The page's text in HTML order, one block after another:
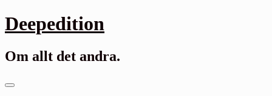
Gå
till
Deepedition
Om allt det andra.
Primär